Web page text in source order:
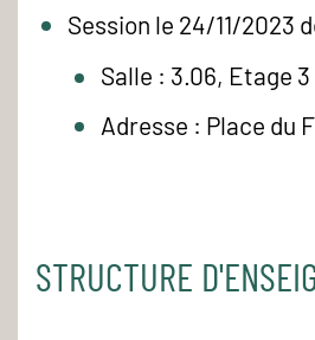
Session le 24/11/2023
Salle : 3.06, Etage 3
Adresse : Place du
STRUCTURE